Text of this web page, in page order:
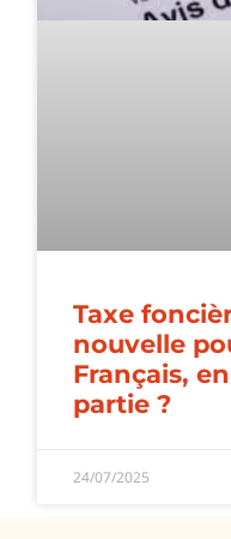
Taxe
nouvelle
Français,
partie ?
24/07/2025